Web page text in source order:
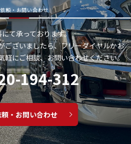
頼・お問い合わせ
て承っております。
ございましたら、フリーダイヤルかお
軽にご相談、お問い合わせください。
194-312
・お問い合わせ